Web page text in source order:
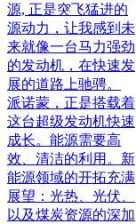
源, 正是突飞猛进的
源动力，让我感到未
来就像一台马力强劲
的发动机，在快速发
展的道路上驰骋。
派诺蒙，正是搭载着
这台超级发动机快速
成长。能源需要高
效、清洁的利用。新
能源领域的开拓充满
展望：光热、光伏、
以及煤炭资源的深加